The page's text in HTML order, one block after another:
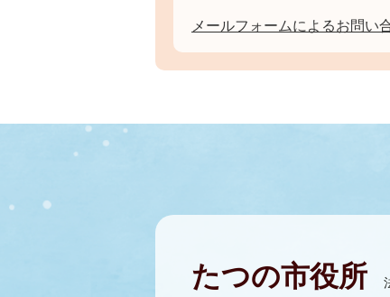
メールフォームによるお問い
たつの市役所